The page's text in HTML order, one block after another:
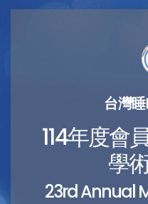
台灣
114年度會
學
23rd Annual